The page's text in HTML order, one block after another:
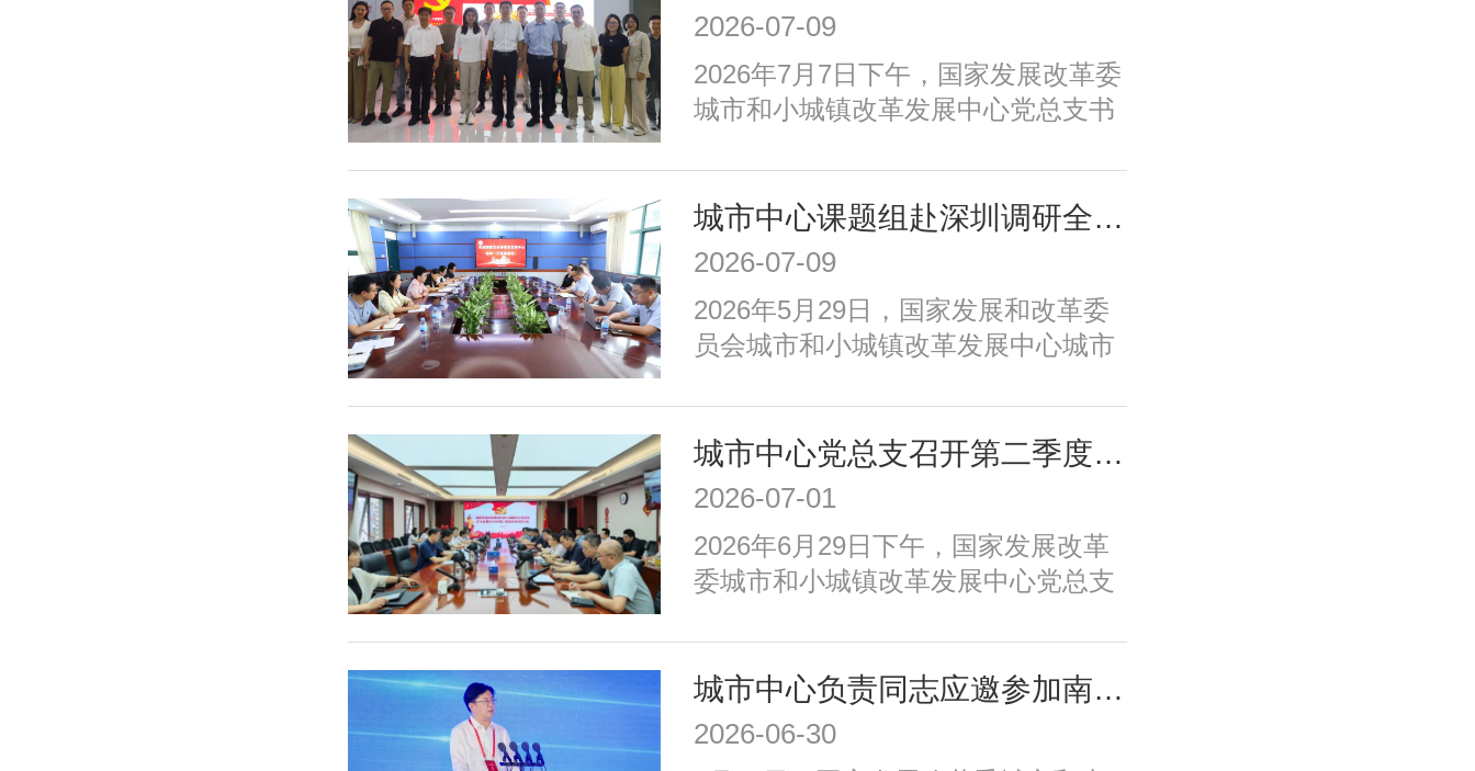
善的文明城市、便捷高效的智慧城市
等重点任务，优化以构建新体系、培
育新动能、服务全年龄、保障全要素
为重点的政策体系，走出一条具有中
国特色的现代化城市道路。
式、培育发展动能、提升功能品质、
推动精细治理、增强城市韧性等转型
发展任务。为实现以上目标，必须紧
城市、安全可靠的韧性城市、崇德向
善的文明城市、便捷高效的智慧城市
等重点任务，优化以构建新体系、培
育新动能、服务全年龄、保障全要素
为重点的政策体系，走出一条具有中
国特色的现代化城市道路。
2026-07-09
2026年7月7日下午，国家发展改革委
城市和小城镇改革发展中心党总支书
娥”北京智算中心开展专题调研。
城市中心课题组赴深圳调研全国人才大数据平台福田区学生学习力项目应用情况
2026-07-09
​2026年5月29日，国家发展和改革委
员会城市和小城镇改革发展中心城市
国人才大数据平台在基础教育学生学
习力评价领域的落地应用工作。
城市中心党总支召开第二季度全体党员大会
2026-07-01
2026年6月29日下午，国家发展改革
委城市和小城镇改革发展中心党总支
议由中心党总支书记、主任高国力主
持，中心党总支委员、各支部委员、
全体党员和积极分子参加。
城市中心负责同志应邀参加南京都市圈首次年中活动并在主场活动致辞
2026-06-30